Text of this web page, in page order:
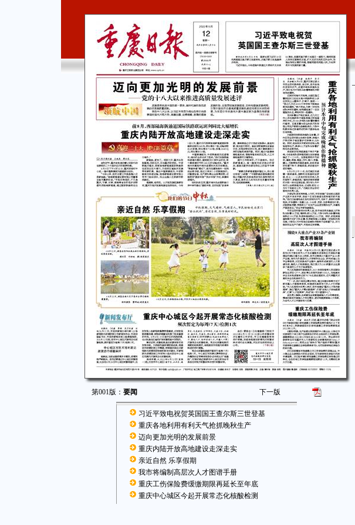
第001版： 要闻 下一版
习近平致电祝贺英国国王查尔斯三世登基
重庆各地利用有利天气抢抓晚秋生产
迈向更加光明的发展前景
重庆内陆开放高地建设走深走实
亲近自然 乐享假期
我市将编制高层次人才图谱手册
重庆工伤保险费缓缴期限再延长至年底
重庆中心城区今起开展常态化核酸检测